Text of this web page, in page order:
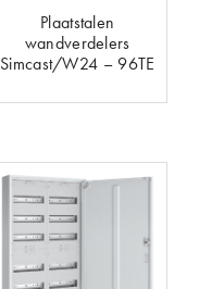
Plaatstalen
wandverdelers
Simcast/W24 – 96TE